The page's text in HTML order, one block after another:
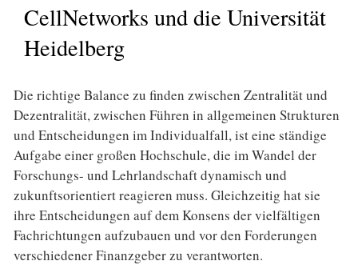
CellNetworks und die Universität
Heidelberg
Die richtige Balance zu finden zwischen Zentralität und
Dezentralität, zwischen Führen in allgemeinen Strukturen
und Entscheidungen im Individualfall, ist eine ständige
Aufgabe einer großen Hochschule, die im Wandel der
Forschungs- und Lehrlandschaft dynamisch und
zukunftsorientiert reagieren muss. Gleichzeitig hat sie
ihre Entscheidungen auf dem Konsens der vielfältigen
Fachrichtungen aufzubauen und vor den Forderungen
verschiedener Finanzgeber zu verantworten.